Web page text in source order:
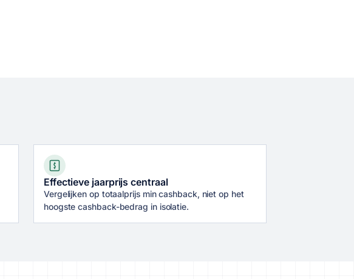
Effectieve jaarprijs centraal
Vergelijken op totaalprijs min cashback, niet op het
hoogste cashback-bedrag in isolatie.